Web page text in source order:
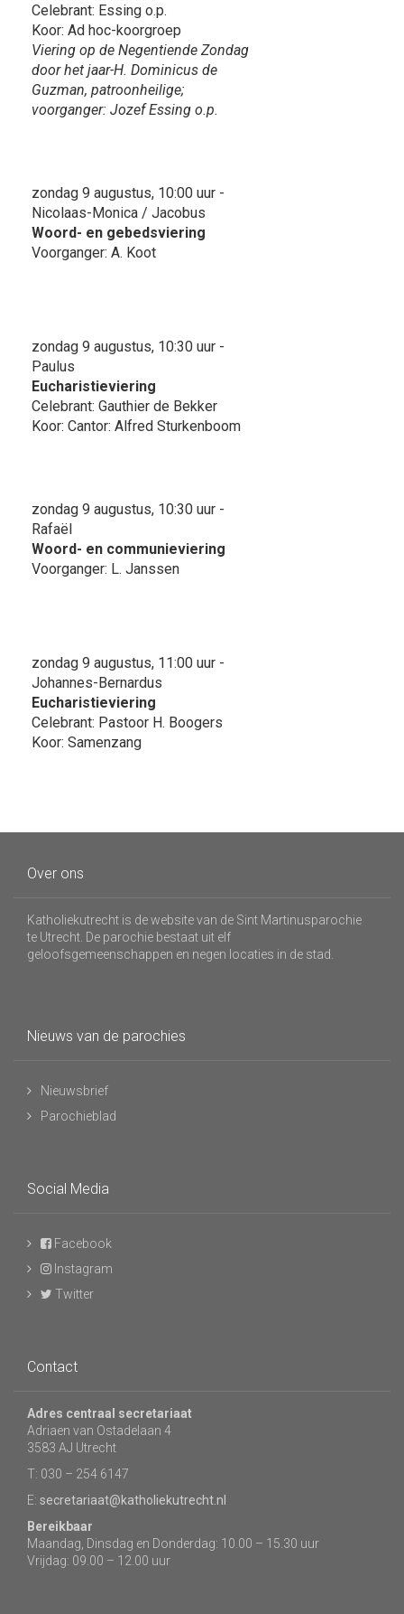
Celebrant: Essing o.p.
Koor: Ad hoc-koorgroep
Viering op de Negentiende Zondag
door het jaar-H. Dominicus de
Guzman, patroonheilige;
voorganger: Jozef Essing o.p.
zondag 9 augustus, 10:00 uur -
Nicolaas-Monica / Jacobus
Woord- en gebedsviering
Voorganger: A. Koot
zondag 9 augustus, 10:30 uur -
Paulus
Eucharistieviering
Celebrant: Gauthier de Bekker
Koor: Cantor: Alfred Sturkenboom
zondag 9 augustus, 10:30 uur -
Rafaël
Woord- en communieviering
Voorganger: L. Janssen
zondag 9 augustus, 11:00 uur -
Johannes-Bernardus
Eucharistieviering
Celebrant: Pastoor H. Boogers
Koor: Samenzang
Over ons
Katholiekutrecht is de website van de Sint Martinusparochie
te Utrecht. De parochie bestaat uit elf
geloofsgemeenschappen en negen locaties in de stad.
Nieuws van de parochies
Nieuwsbrief
Parochieblad
Social Media
Facebook
Instagram
Twitter
Contact
Adres centraal secretariaat
Adriaen van Ostadelaan 4
3583 AJ Utrecht
T: 030 – 254 6147
E: secretariaat@katholiekutrecht.nl
Bereikbaar
Maandag, Dinsdag en Donderdag: 10.00 – 15.30 uur
Vrijdag: 09.00 – 12.00 uur